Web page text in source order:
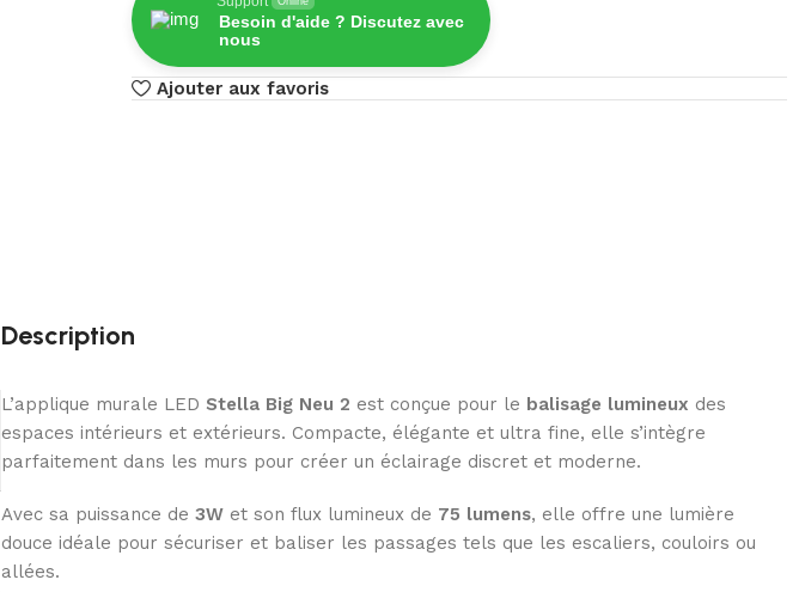
Besoin d'aide ? Discutez avec
nous
Ajouter aux favoris
Description
L’applique murale LED Stella Big Neu 2 est conçue pour le balisage lumineux des
espaces intérieurs et extérieurs. Compacte, élégante et ultra fine, elle s’intègre
parfaitement dans les murs pour créer un éclairage discret et moderne.
Avec sa puissance de 3W et son flux lumineux de 75 lumens, elle offre une lumière
douce idéale pour sécuriser et baliser les passages tels que les escaliers, couloirs ou
allées.